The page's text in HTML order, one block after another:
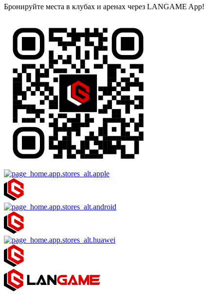
Бронируйте места в клубах и аренах через LANGAME App!